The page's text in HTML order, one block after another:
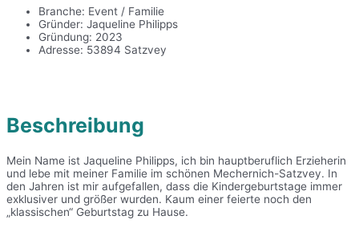
Branche: Event / Familie
Gründer: Jaqueline Philipps
Gründung: 2023
Adresse: 53894 Satzvey
Beschreibung
Mein Name ist Jaqueline Philipps, ich bin hauptberuflich Erzieherin
und lebe mit meiner Familie im schönen Mechernich-Satzvey. In
den Jahren ist mir aufgefallen, dass die Kindergeburtstage immer
exklusiver und größer wurden. Kaum einer feierte noch den
„klassischen“ Geburtstag zu Hause.